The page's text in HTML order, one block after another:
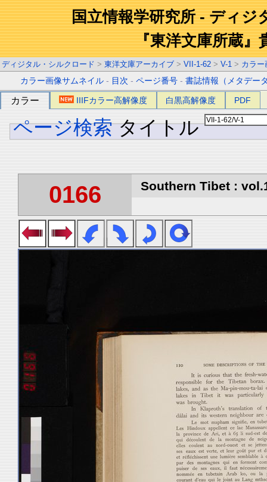
国立情報学研究所 - ディジ
『東洋文庫所蔵』
ディジタル・シルクロード > 東洋文庫アーカイブ > VII-1-62 > V-1 > カラー
カラー画像サムネイル - 目次 -ページ番号 -書誌情報（メタデー
カラー IIIFカラー高解像度 白黒高解像度 PDF
ページ検索 タイトル
0166 Southern Tibet :